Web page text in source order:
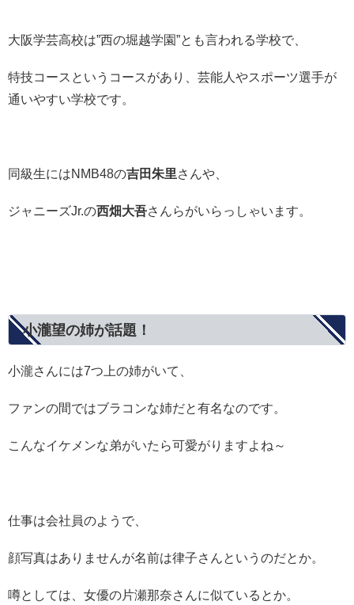
大阪学芸高校は”西の堀越学園”とも言われる学校で、
特技コースというコースがあり、芸能人やスポーツ選手が
通いやすい学校です。
同級生にはNMB48の吉田朱里さんや、
ジャニーズJr.の西畑大吾さんらがいらっしゃいます。
小瀧望の姉が話題！
小瀧さんには7つ上の姉がいて、
ファンの間ではブラコンな姉だと有名なのです。
こんなイケメンな弟がいたら可愛がりますよね～
仕事は会社員のようで、
顔写真はありませんが名前は律子さんというのだとか。
噂としては、女優の片瀬那奈さんに似ているとか。